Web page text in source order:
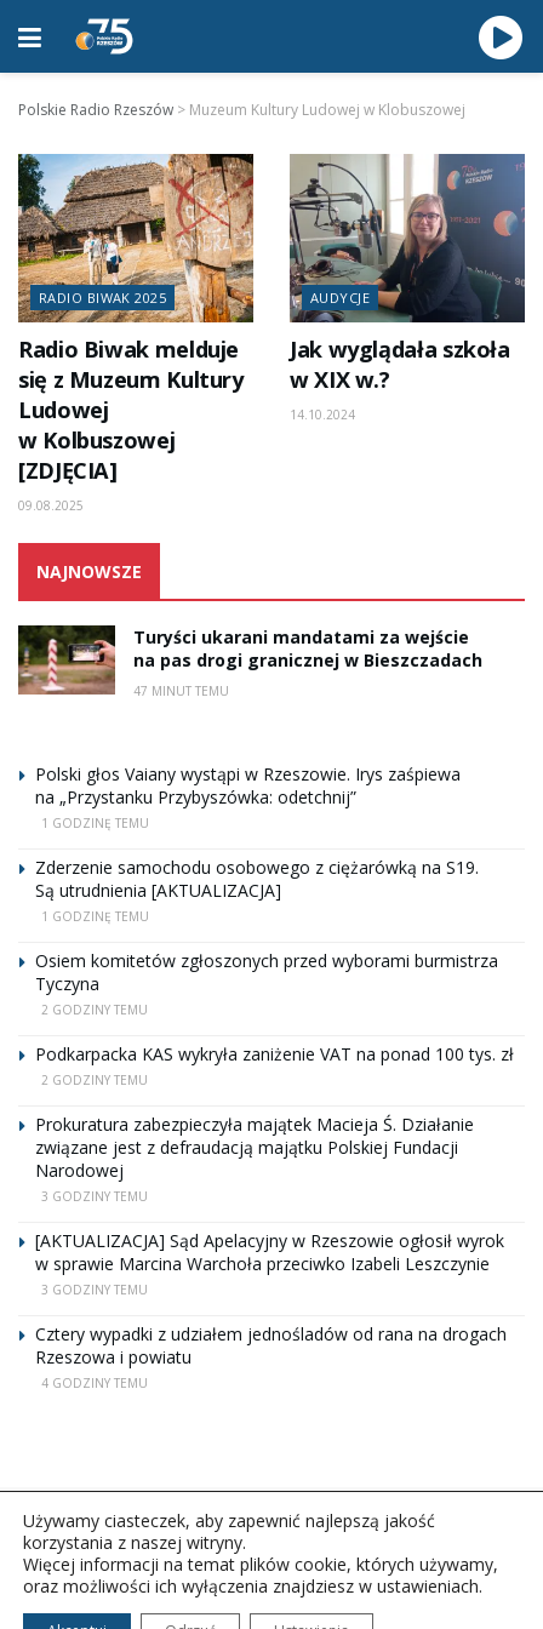
Polskie Radio Rzeszów > Muzeum Kultury Ludowej w Klobuszowej
RADIO BIWAK 2025
Radio Biwak melduje
się z Muzeum Kultury
Ludowej
w Kolbuszowej
[ZDJĘCIA]
09.08.2025
AUDYCJE
Jak wyglądała szkoła
w XIX w.?
14.10.2024
NAJNOWSZE
Turyści ukarani mandatami za wejście
na pas drogi granicznej w Bieszczadach
47 MINUT TEMU
Polski głos Vaiany wystąpi w Rzeszowie. Irys zaśpiewa
na „Przystanku Przybyszówka: odetchnij”
1 GODZINĘ TEMU
Zderzenie samochodu osobowego z ciężarówką na S19.
Są utrudnienia [AKTUALIZACJA]
1 GODZINĘ TEMU
Osiem komitetów zgłoszonych przed wyborami burmistrza
Tyczyna
2 GODZINY TEMU
Podkarpacka KAS wykryła zaniżenie VAT na ponad 100 tys. zł
2 GODZINY TEMU
Prokuratura zabezpieczyła majątek Macieja Ś. Działanie
związane jest z defraudacją majątku Polskiej Fundacji
Narodowej
3 GODZINY TEMU
[AKTUALIZACJA] Sąd Apelacyjny w Rzeszowie ogłosił wyrok
w sprawie Marcina Warchoła przeciwko Izabeli Leszczynie
3 GODZINY TEMU
Cztery wypadki z udziałem jednośladów od rana na drogach
Rzeszowa i powiatu
4 GODZINY TEMU
Copyright © 2026Polskie Radio Rzeszów S.A. w likwidacj.
Używamy ciasteczek, aby zapewnić najlepszą jakość
korzystania z naszej witryny.
Więcej informacji na temat plików cookie, których używamy,
oraz możliwości ich wyłączenia znajdziesz w ustawieniach.